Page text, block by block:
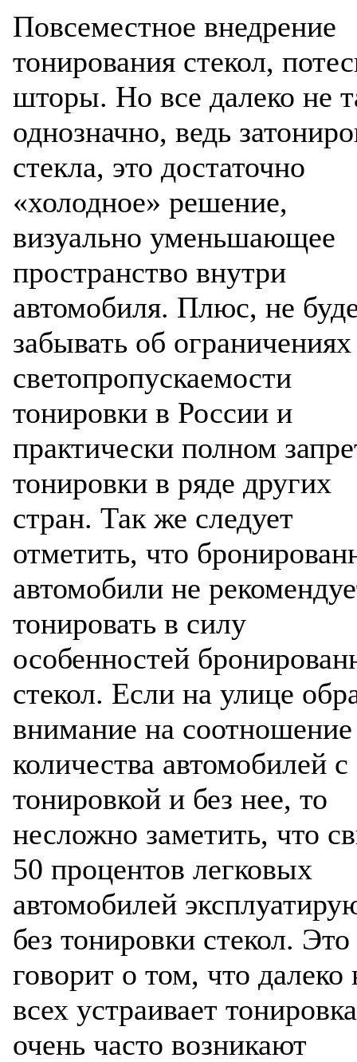
Повсеместное внедрение
тонирования стекол,
шторы. Но все далеко не
однозначно, ведь
стекла, это достаточно
«холодное» решение,
визуально уменьшающее
пространство внутри
автомобиля. Плюс, не
забывать об
светопропускаемости
тонировки в России и
практически полном
тонировки в ряде других
стран. Так же следует
отметить, что
автомобили не
тонировать в силу
особенностей
стекол. Если на улице
внимание на соотношение
количества автомобилей с
тонировкой и без нее, то
несложно заметить, что
50 процентов легковых
автомобилей
без тонировки стекол. Это
говорит о том, что далеко
всех устраивает
очень часто возникают